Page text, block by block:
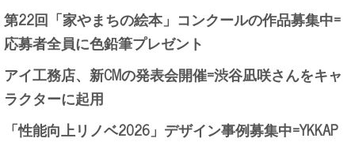
第22回「家やまちの絵本」コンクールの作品募集中=
応募者全員に色鉛筆プレゼント
アイ工務店、新CMの発表会開催=渋谷凪咲さんをキャ
ラクターに起用
「性能向上リノベ2026」デザイン事例募集中=YKKAP